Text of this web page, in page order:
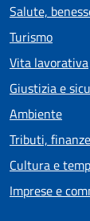
Salute,
Turismo
Vita lavorativa
Giustizia e
Ambiente
Tributi,
Cultura e
Imprese e